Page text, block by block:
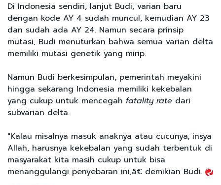
Di Indonesia sendiri, lanjut Budi, varian baru
dengan kode AY 4 sudah muncul, kemudian AY 23
dan sudah ada AY 24. Namun secara prinsip
mutasi, Budi menuturkan bahwa semua varian delta
memiliki mutasi genetik yang mirip.
Namun Budi berkesimpulan, pemerintah meyakini
hingga sekarang Indonesia memiliki kekebalan
yang cukup untuk mencegah fatality rate dari
subvarian delta.
"Kalau misalnya masuk anaknya atau cucunya, insya
Allah, harusnya kekebalan yang sudah terbentuk di
masyarakat kita masih cukup untuk bisa
menanggulangi penyebaran ini,â€ demikian Budi.